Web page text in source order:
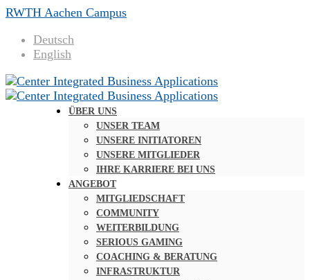
RWTH Aachen Campus
Deutsch
English
ÜBER UNS
UNSER TEAM
UNSERE INITIATOREN
UNSERE MITGLIEDER
IHRE KARRIERE BEI UNS
ANGEBOT
MITGLIEDSCHAFT
COMMUNITY
WEITERBILDUNG
SERIOUS GAMING
COACHING & BERATUNG
INFRASTRUKTUR